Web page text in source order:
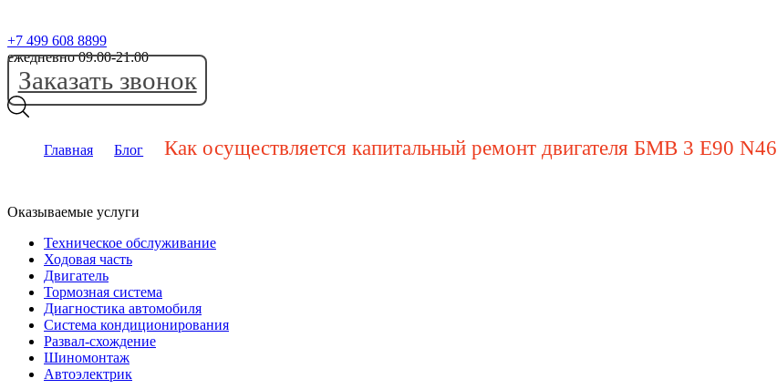
+7 499 608 8899
ежедневно 09:00-21:00
Заказать звонок
Главная Блог Как осуществляется капитальный ремонт двигателя БМВ 3 Е90 N46
Оказываемые услуги
Техническое обслуживание
Ходовая часть
Двигатель
Тормозная система
Диагностика автомобиля
Система кондиционирования
Развал-схождение
Шиномонтаж
Автоэлектрик